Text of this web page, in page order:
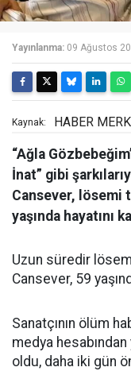
Yayınlanma: 09 Ağustos
Kaynak: HABER
“Ağla
İnat” gibi
Cansever, lösemi
yaşında hayatını
Uzun süredir
Cansever, 59
Sanatçının ölüm
medya
oldu, daha iki gün